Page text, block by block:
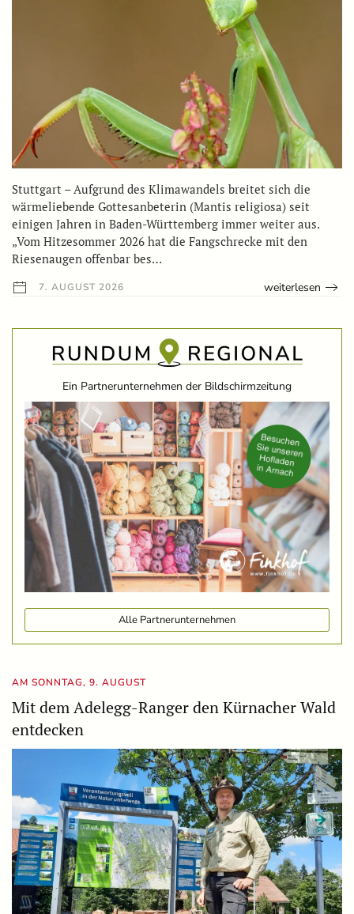
Stuttgart – Aufgrund des Klimawandels breitet sich die
wärmeliebende Gottesanbeterin (Mantis religiosa) seit
einigen Jahren in Baden-Württemberg immer weiter aus.
„Vom Hitzesommer 2026 hat die Fangschrecke mit den
Riesenaugen offenbar bes…
7. AUGUST 2026 weiterlesen
Ein Partnerunternehmen der Bildschirmzeitung
Alle Partnerunternehmen
AM SONNTAG, 9. AUGUST
Mit dem Adelegg-Ranger den Kürnacher Wald
entdecken